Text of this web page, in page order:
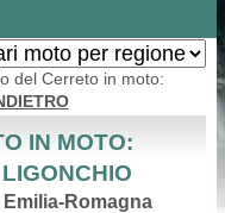
del Cerreto in moto:
IN MOTO:
Romagna